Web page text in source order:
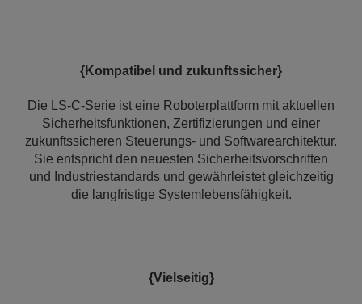
{Kompatibel und zukunftssicher}
Die LS-C-Serie ist eine Roboterplattform mit aktuellen
Sicherheitsfunktionen, Zertifizierungen und einer
zukunftssicheren Steuerungs- und Softwarearchitektur.
Sie entspricht den neuesten Sicherheitsvorschriften
und Industriestandards und gewährleistet gleichzeitig
die langfristige Systemlebensfähigkeit.
{Vielseitig}